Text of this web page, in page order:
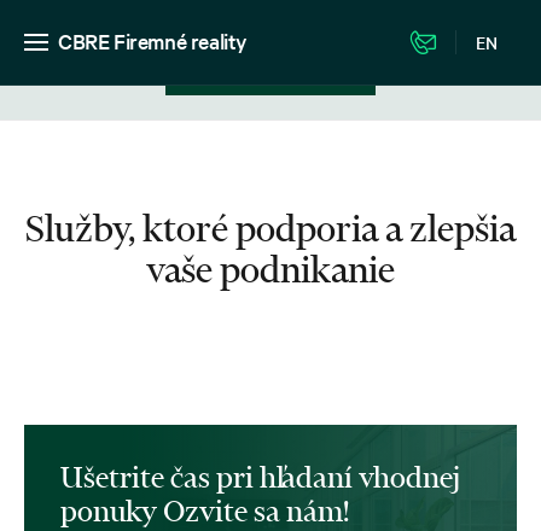
CBRE Firemné reality EN
Služby, ktoré podporia a zlepšia
vaše podnikanie
Ušetrite čas pri hľadaní vhodnej
ponuky Ozvite sa nám!